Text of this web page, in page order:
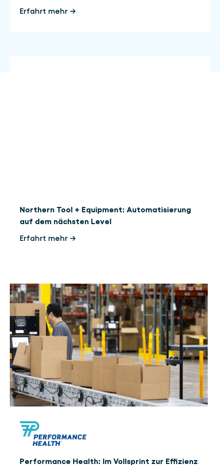
Erfahrt mehr →
Northern Tool + Equipment: Automatisierung
auf dem nächsten Level
Erfahrt mehr →
Performance Health: Im Vollsprint zur Effizienz